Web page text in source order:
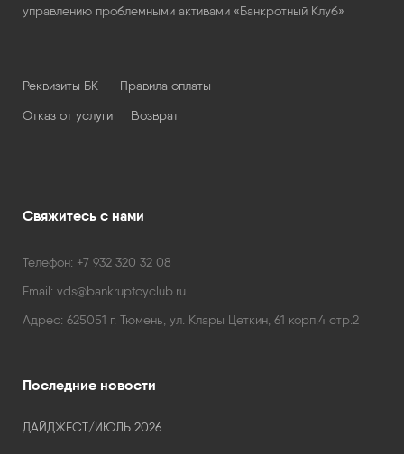
управлению проблемными активами «Банкротный Клуб»
Реквизиты БК Правила оплаты
Отказ от услуги Возврат
Свяжитесь с нами
Телефон: +7 932 320 32 08
Email: vds@bankruptcyclub.ru
Адрес: 625051 г. Тюмень, ул. Клары Цеткин, 61 корп.4 стр.2
Последние новости
ДАЙДЖЕСТ/ИЮЛЬ 2026